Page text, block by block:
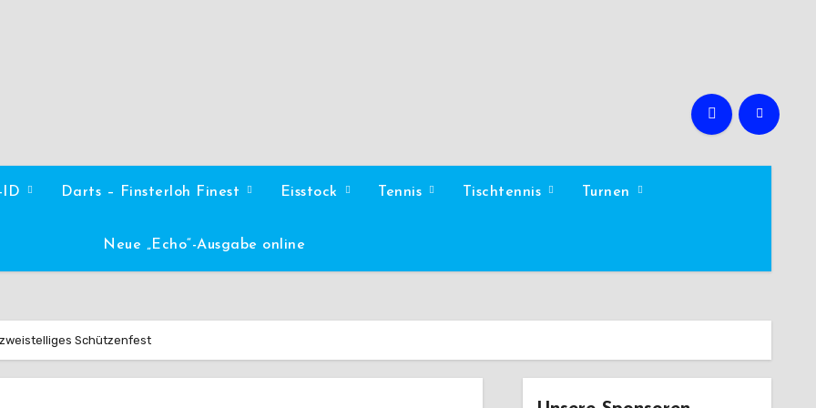
ID Darts – Finsterloh Finest Eisstock Tennis Tischtennis Turnen
Neue „Echo“-Ausgabe online
Schützenfest